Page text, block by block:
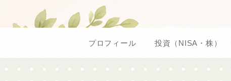
プロフィール 投資（NISA・株）